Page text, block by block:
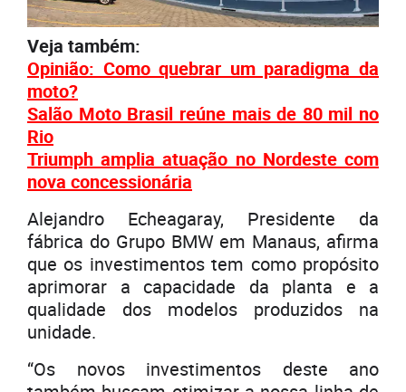
Veja também:
Opinião: Como quebrar um paradigma da
moto?
Salão Moto Brasil reúne mais de 80 mil no
Rio
Triumph amplia atuação no Nordeste com
nova concessionária
Alejandro Echeagaray, Presidente da
fábrica do Grupo BMW em Manaus, afirma
que os investimentos tem como propósito
aprimorar a capacidade da planta e a
qualidade dos modelos produzidos na
unidade.
“Os novos investimentos deste ano